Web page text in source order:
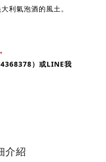
利氣泡酒的風土。
）或LINE我
介紹